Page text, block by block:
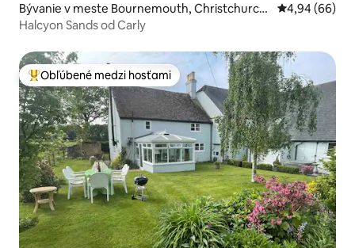
Bývanie v meste Bournemouth, Christchurch
and Poole
Priemerné
4,94 (66)
Halcyon Sands od Carly
Najobľúbenejšie medzi hosťami
Obľúbené medzi hosťami